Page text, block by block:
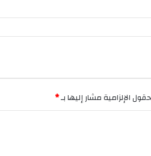
الإلزامية مشار إليها بـ*